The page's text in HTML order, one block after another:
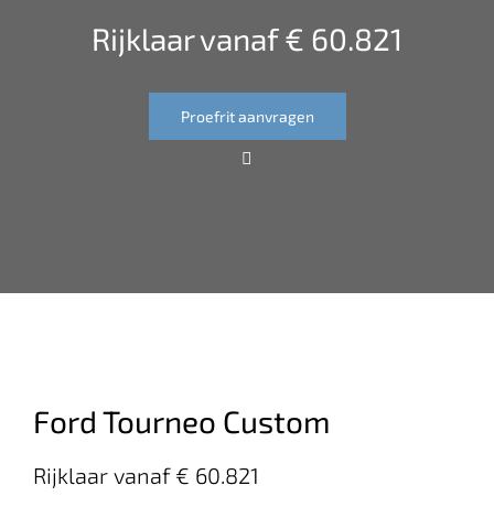
Rijklaar vanaf € 60.821
Proefrit aanvragen
Ford Tourneo Custom
Rijklaar vanaf € 60.821